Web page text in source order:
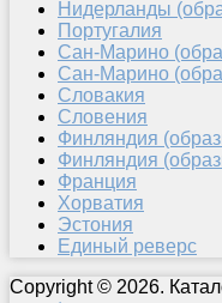
Нидерланды
Португалия
Сан-Марино
Сан-Марино
Словакия
Словения
Финляндия
Финляндия
Франция
Хорватия
Эстония
Единый реверс
Copyright © 2026.